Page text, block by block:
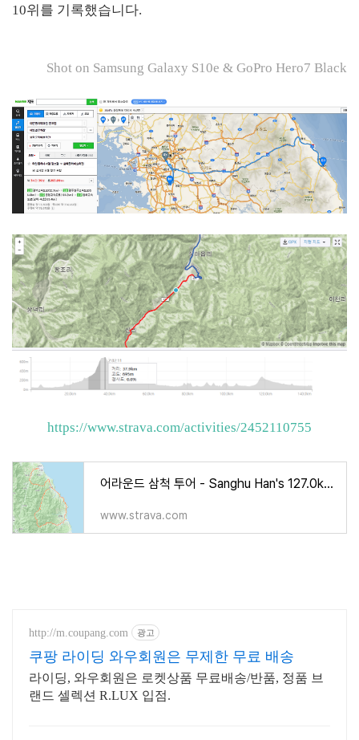
10위를 기록했습니다.
Shot on Samsung Galaxy S10e & GoPro Hero7 Black
https://www.strava.com/activities/2452110755
어라운드 삼척 투어 - Sanghu Han's 127.0km bike ride
www.strava.com
http://m.coupang.com 광고
쿠팡 라이딩 와우회원은 무제한 무료 배송
라이딩, 와우회원은 로켓상품 무료배송/반품, 정품 브
랜드 셀렉션 R.LUX 입점.